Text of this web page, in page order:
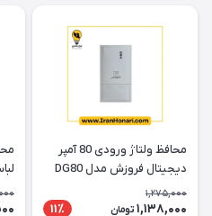
محافظ ولتاژ ورودی 80 آمپر
دیجیتال فروزش مدل DG80
1,275,000
1,138,000 تومان 11٪